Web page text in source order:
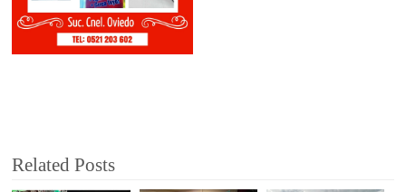
Related Posts